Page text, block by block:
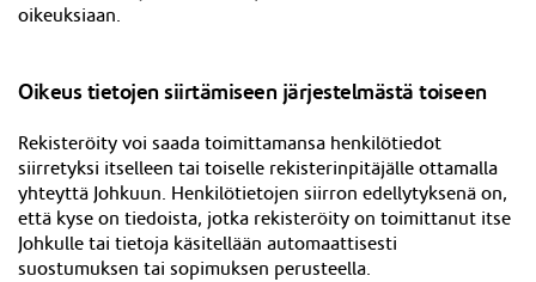
oikeuksiaan.
Oikeus tietojen siirtämiseen järjestelmästä toiseen
Rekisteröity voi saada toimittamansa henkilötiedot
siirretyksi itselleen tai toiselle rekisterinpitäjälle ottamalla
yhteyttä Johkuun. Henkilötietojen siirron edellytyksenä on,
että kyse on tiedoista, jotka rekisteröity on toimittanut itse
Johkulle tai tietoja käsitellään automaattisesti
suostumuksen tai sopimuksen perusteella.